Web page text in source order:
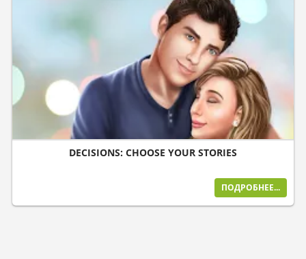
DECISIONS: CHOOSE YOUR STORIES
ПОДРОБНЕЕ...